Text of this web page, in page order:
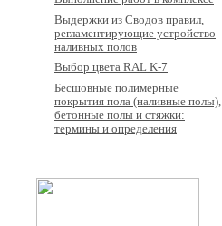
Выдержки из Сводов правил,
регламентирующие устройство
наливных полов
Выбор цвета RAL K-7
Бесшовные полимерные
покрытия пола (наливные полы),
бетонные полы и стяжки:
термины и определения